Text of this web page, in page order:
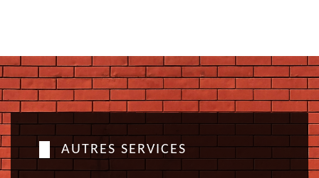
AUTRES SERVICES